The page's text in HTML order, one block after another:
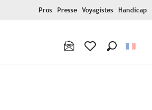
Pros Presse Voyagistes Handicap